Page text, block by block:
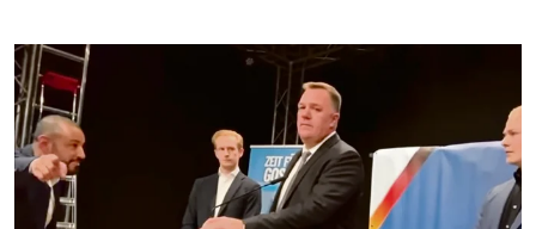
abo
genossenschaft
epaper login